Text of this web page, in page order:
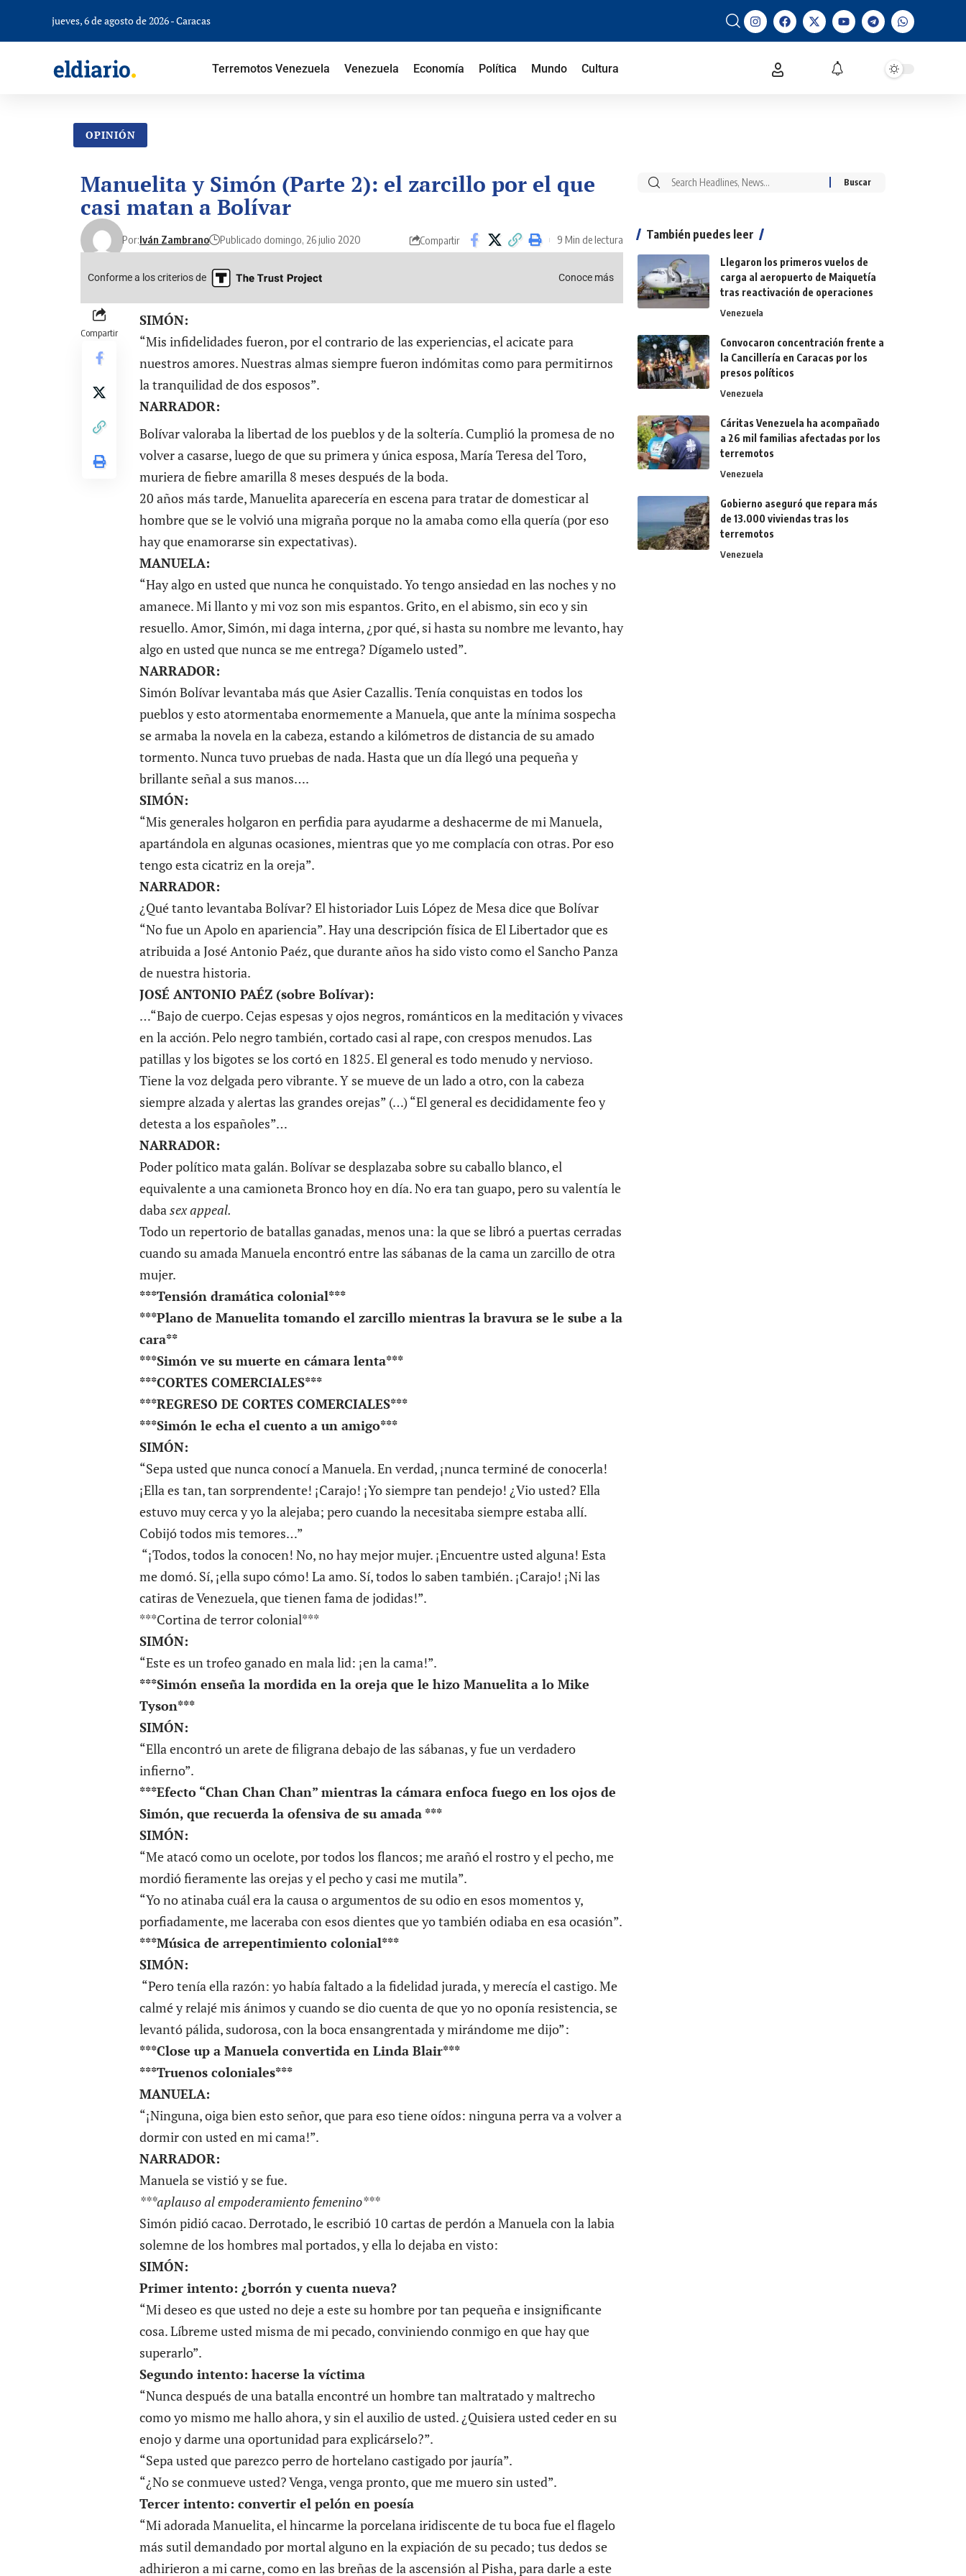
jueves, 6 de agosto de 2026 - Caracas
Terremotos Venezuela Venezuela Economía Política Mundo Cultura
OPINIÓN
Manuelita y Simón (Parte 2): el zarcillo por el que
casi matan a Bolívar
Por:Iván Zambrano Publicado domingo, 26 julio 2020 Compartir 9 Min de lectura
Conforme a los criterios de Conoce más
Compartir
SIMÓN:
“Mis infidelidades fueron, por el contrario de las experiencias, el acicate para
nuestros amores. Nuestras almas siempre fueron indómitas como para permitirnos
la tranquilidad de dos esposos”.
NARRADOR:
Bolívar valoraba la libertad de los pueblos y de la soltería. Cumplió la promesa de no
volver a casarse, luego de que su primera y única esposa, María Teresa del Toro,
muriera de fiebre amarilla 8 meses después de la boda.
20 años más tarde, Manuelita aparecería en escena para tratar de domesticar al
hombre que se le volvió una migraña porque no la amaba como ella quería (por eso
hay que enamorarse sin expectativas).
MANUELA:
“Hay algo en usted que nunca he conquistado. Yo tengo ansiedad en las noches y no
amanece. Mi llanto y mi voz son mis espantos. Grito, en el abismo, sin eco y sin
resuello. Amor, Simón, mi daga interna, ¿por qué, si hasta su nombre me levanto, hay
algo en usted que nunca se me entrega? Dígamelo usted”.
NARRADOR:
Simón Bolívar levantaba más que Asier Cazallis. Tenía conquistas en todos los
pueblos y esto atormentaba enormemente a Manuela, que ante la mínima sospecha
se armaba la novela en la cabeza, estando a kilómetros de distancia de su amado
tormento. Nunca tuvo pruebas de nada. Hasta que un día llegó una pequeña y
brillante señal a sus manos….
SIMÓN:
“Mis generales holgaron en perfidia para ayudarme a deshacerme de mi Manuela,
apartándola en algunas ocasiones, mientras que yo me complacía con otras. Por eso
tengo esta cicatriz en la oreja”.
NARRADOR:
¿Qué tanto levantaba Bolívar? El historiador Luis López de Mesa dice que Bolívar
“No fue un Apolo en apariencia”. Hay una descripción física de El Libertador que es
atribuida a José Antonio Paéz, que durante años ha sido visto como el Sancho Panza
de nuestra historia.
JOSÉ ANTONIO PAÉZ (sobre Bolívar):
…“Bajo de cuerpo. Cejas espesas y ojos negros, románticos en la meditación y vivaces
en la acción. Pelo negro también, cortado casi al rape, con crespos menudos. Las
patillas y los bigotes se los cortó en 1825. El general es todo menudo y nervioso.
Tiene la voz delgada pero vibrante. Y se mueve de un lado a otro, con la cabeza
siempre alzada y alertas las grandes orejas” (…) “El general es decididamente feo y
detesta a los españoles”…
NARRADOR:
Poder político mata galán. Bolívar se desplazaba sobre su caballo blanco, el
equivalente a una camioneta Bronco hoy en día. No era tan guapo, pero su valentía le
dabasex appeal.
Todo un repertorio de batallas ganadas, menos una: la que se libró a puertas cerradas
cuando su amada Manuela encontró entre las sábanas de la cama un zarcillo de otra
mujer.
***Tensión dramática colonial***
***Plano de Manuelita tomando el zarcillo mientras la bravura se le sube a la
cara**
***Simón ve su muerte en cámara lenta***
***CORTES COMERCIALES***
***REGRESO DE CORTES COMERCIALES***
***Simón le echa el cuento a un amigo***
SIMÓN:
“Sepa usted que nunca conocí a Manuela. En verdad, ¡nunca terminé de conocerla!
¡Ella es tan, tan sorprendente! ¡Carajo! ¡Yo siempre tan pendejo! ¿Vio usted? Ella
estuvo muy cerca y yo la alejaba; pero cuando la necesitaba siempre estaba allí.
Cobijó todos mis temores…”
“¡Todos, todos la conocen! No, no hay mejor mujer. ¡Encuentre usted alguna! Esta
me domó. Sí, ¡ella supo cómo! La amo. Sí, todos lo saben también. ¡Carajo! ¡Ni las
catiras de Venezuela, que tienen fama de jodidas!”.
***Cortina de terror colonial***
SIMÓN:
“Este es un trofeo ganado en mala lid: ¡en la cama!”.
***Simón enseña la mordida en la oreja que le hizo Manuelita a lo Mike
Tyson***
SIMÓN:
“Ella encontró un arete de filigrana debajo de las sábanas, y fue un verdadero
infierno”.
***Efecto “Chan Chan Chan” mientras la cámara enfoca fuego en los ojos de
Simón, que recuerda la ofensiva de su amada ***
SIMÓN:
“Me atacó como un ocelote, por todos los flancos; me arañó el rostro y el pecho, me
mordió fieramente las orejas y el pecho y casi me mutila”.
“Yo no atinaba cuál era la causa o argumentos de su odio en esos momentos y,
porfiadamente, me laceraba con esos dientes que yo también odiaba en esa ocasión”.
***Música de arrepentimiento colonial***
SIMÓN:
“Pero tenía ella razón: yo había faltado a la fidelidad jurada, y merecía el castigo. Me
calmé y relajé mis ánimos y cuando se dio cuenta de que yo no oponía resistencia, se
levantó pálida, sudorosa, con la boca ensangrentada y mirándome me dijo”:
***Close up a Manuela convertida en Linda Blair***
***Truenos coloniales***
MANUELA:
“¡Ninguna, oiga bien esto señor, que para eso tiene oídos: ninguna perra va a volver a
dormir con usted en mi cama!”.
NARRADOR:
Manuela se vistió y se fue.
***aplauso al empoderamiento femenino***
Simón pidió cacao. Derrotado, le escribió 10 cartas de perdón a Manuela con la labia
solemne de los hombres mal portados, y ella lo dejaba en visto:
SIMÓN:
Primer intento: ¿borrón y cuenta nueva?
“Mi deseo es que usted no deje a este su hombre por tan pequeña e insignificante
cosa. Líbreme usted misma de mi pecado, conviniendo conmigo en que hay que
superarlo”.
Segundo intento: hacerse la víctima
“Nunca después de una batalla encontré un hombre tan maltratado y maltrecho
como yo mismo me hallo ahora, y sin el auxilio de usted. ¿Quisiera usted ceder en su
enojo y darme una oportunidad para explicárselo?”.
“Sepa usted que parezco perro de hortelano castigado por jauría”.
“¿No se conmueve usted? Venga, venga pronto, que me muero sin usted”.
Tercer intento: convertir el pelón en poesía
“Mi adorada Manuelita, el hincarme la porcelana iridiscente de tu boca fue el flagelo
más sutil demandado por mortal alguno en la expiación de su pecado; tus dedos se
adhirieron a mi carne, como en las breñas de la ascensión al Pisha, para darle a este
También puedes leer
Llegaron los primeros vuelos de
carga al aeropuerto de Maiquetía
tras reactivación de operaciones
Venezuela
Convocaron concentración frente a
la Cancillería en Caracas por los
presos políticos
Venezuela
Cáritas Venezuela ha acompañado
a 26 mil familias afectadas por los
terremotos
Venezuela
Gobierno aseguró que repara más
de 13.000 viviendas tras los
terremotos
Venezuela